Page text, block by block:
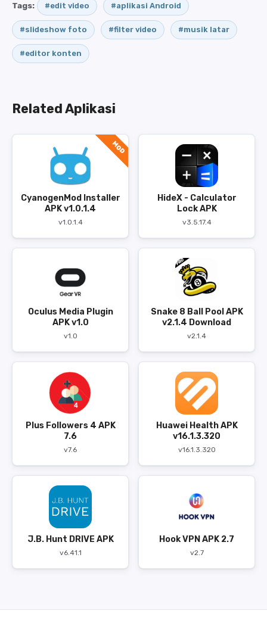
Tags: #edit video #aplikasi Android
#slideshow foto #filter video #musik latar
#editor konten
Related Aplikasi
MOD
CyanogenMod Installer
APK v1.0.1.4
v1.0.1.4
HideX - Calculator
Lock APK
v3.5.17.4
Oculus Media Plugin
APK v1.0
v1.0
Snake 8 Ball Pool APK
v2.1.4 Download
v2.1.4
Plus Followers 4 APK
7.6
v7.6
Huawei Health APK
v16.1.3.320
v16.1.3.320
J.B. Hunt DRIVE APK
v6.41.1
Hook VPN APK 2.7
v2.7